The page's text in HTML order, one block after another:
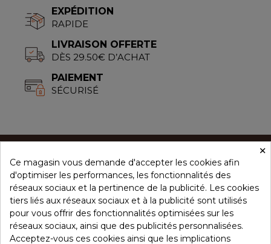
EXPÉDITION
RAPIDE
LIVRAISON OFFERTE
DÈS 29.50€ D’ACHAT
PAIEMENT
SÉCURISÉ
CONCEPT ÉPICES
NOS PRODUITS
×
Ce magasin vous demande d'accepter les cookies afin
d'optimiser les performances, les fonctionnalités des
réseaux sociaux et la pertinence de la publicité. Les cookies
tiers liés aux réseaux sociaux et à la publicité sont utilisés
pour vous offrir des fonctionnalités optimisées sur les
réseaux sociaux, ainsi que des publicités personnalisées.
Acceptez-vous ces cookies ainsi que les implications